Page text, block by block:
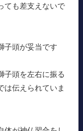
ても差支えないで
子頭が妥当です
子頭を左右に振る
は伝えられていま